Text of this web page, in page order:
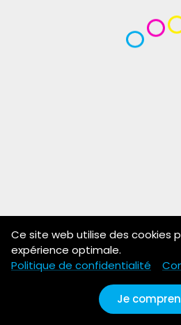
Ce site web utilise des cookies
expérience optimale.
Politique de confidentialité
Je